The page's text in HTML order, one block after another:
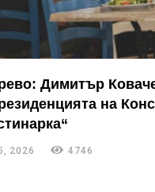
Димитър
на
2026 4746